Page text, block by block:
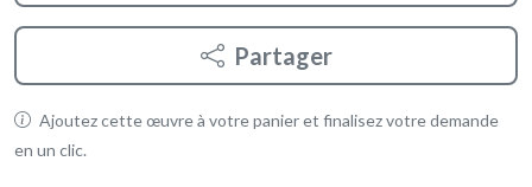
Partager
Ajoutez cette œuvre à votre panier et finalisez votre demande
en un clic.